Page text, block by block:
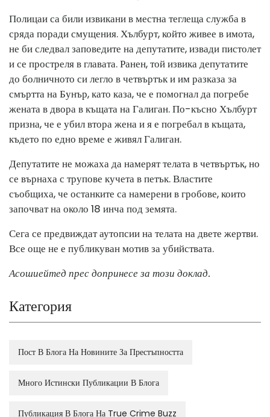
Полицаи са били извикани в местна теглеща служба в
сряда поради смущения. Хълбурт, който живее в имота,
не би следвал заповедите на депутатите, извади пистолет
и се простреля в главата. Ранен, той извика депутатите
до болничното си легло в четвъртък и им разказа за
смъртта на Бунър, като каза, че е помогнал да погребе
жената в двора в къщата на Галиган. По-късно Хълбурт
призна, че е убил втора жена и я е погребал в къщата,
където по едно време е живял Галиган.
Депутатите не можаха да намерят телата в четвъртък, но
се върнаха с трупове кучета в петък. Властите
съобщиха, че останките са намерени в гробове, които
започват на около 18 инча под земята.
Сега се предвиждат аутопсии на телата на двете жертви.
Все още не е публикуван мотив за убийствата.
Асошиейтед прес допринесе за този доклад.
Категория
Пост В Блога На Новините За Престъпността
Много Истински Публикации В Блога
Публикация В Блога На True Crime Buzz